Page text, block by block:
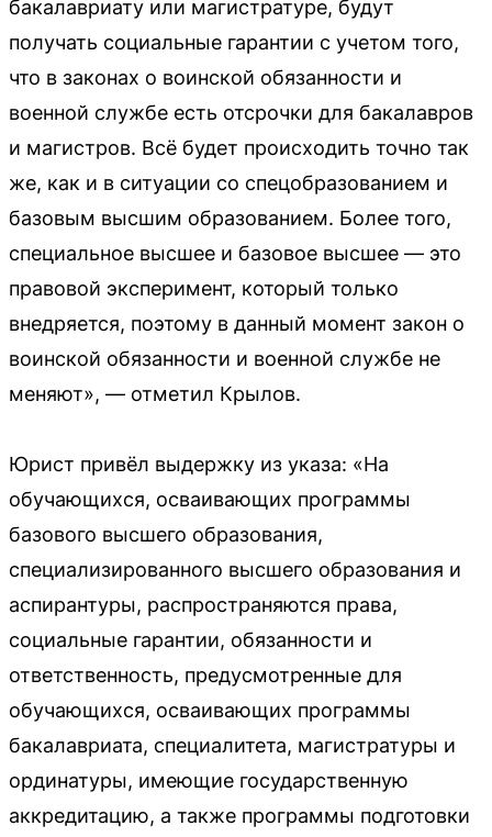
бакалавриату или магистратуре, будут
получать социальные гарантии с учетом того,
что в законах о воинской обязанности и
военной службе есть отсрочки для бакалавров
и магистров. Всё будет происходить точно так
же, как и в ситуации со спецобразованием и
базовым высшим образованием. Более того,
специальное высшее и базовое высшее — это
правовой эксперимент, который только
внедряется, поэтому в данный момент закон о
воинской обязанности и военной службе не
меняют», — отметил Крылов.
Юрист привёл выдержку из указа: «На
обучающихся, осваивающих программы
базового высшего образования,
специализированного высшего образования и
аспирантуры, распространяются права,
социальные гарантии, обязанности и
ответственность, предусмотренные для
обучающихся, осваивающих программы
бакалавриата, специалитета, магистратуры и
ординатуры, имеющие государственную
аккредитацию, а также программы подготовки